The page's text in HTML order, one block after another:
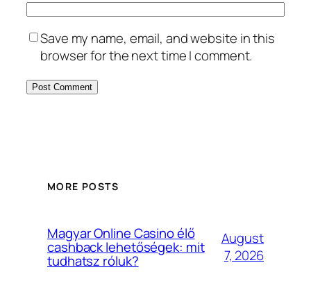
Save my name, email, and website in this
browser for the next time I comment.
MORE POSTS
Magyar Online Casino élő
cashback lehetőségek: mit
tudhatsz róluk?
August
7, 2026